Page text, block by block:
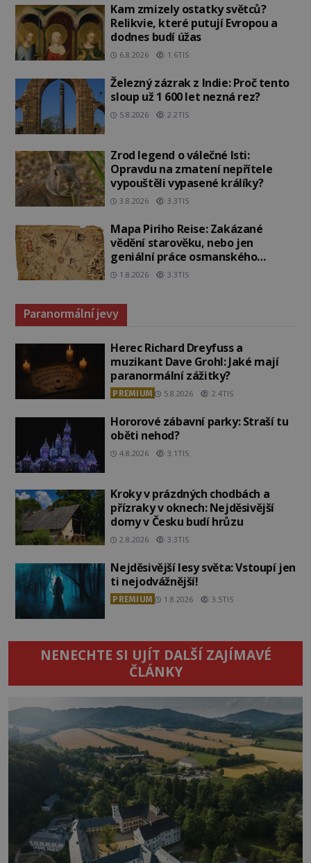
Kam zmizely ostatky světců?
Relikvie, které putují Evropou a
dodnes budí úžas
6.8.2026 1.6TIS
Železný zázrak z Indie: Proč tento
sloup už 1 600 let nezná rez?
5.8.2026 2.2TIS
Zrod legend o válečné lsti:
Opravdu na zmatení nepřítele
vypouštěli vypasené králíky?
3.8.2026 3.3TIS
Mapa Piriho Reise: Zakázané
vědění starověku, nebo jen
geniální práce osmanského
admirála?
1.8.2026 3.3TIS
Paranormální jevy
Herec Richard Dreyfuss a
muzikant Dave Grohl: Jaké mají
paranormální zážitky?
PREMIUM 5.8.2026 2.4TIS
Hororové zábavní parky: Straší tu
oběti nehod?
4.8.2026 3.1TIS
Kroky v prázdných chodbách a
přízraky v oknech: Nejděsivější
domy v Česku budí hrůzu
2.8.2026 3.3TIS
Nejděsivější lesy světa: Vstoupí jen
ti nejodvážnější!
PREMIUM 1.8.2026 3.5TIS
NENECHTE SI UJÍT DALŠÍ ZAJÍMAVÉ
ČLÁNKY